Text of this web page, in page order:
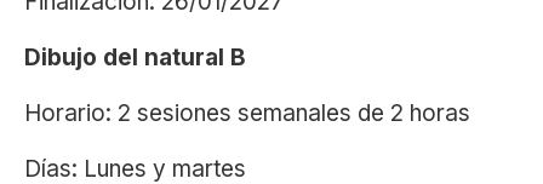
Dibujo del natural B
Horario: 2 sesiones semanales de 2 horas
Días: Lunes y martes